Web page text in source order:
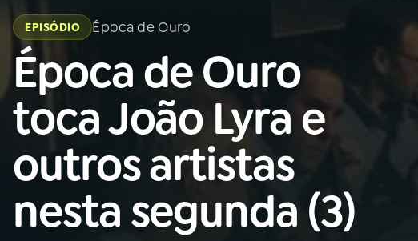
Buscar
na
Rádio
Nacional
AO VIVO
01INÍCIO
02A RÁDIO
na
Rádio
Nacional
EPISÓDIO Época de Ouro
Época de Ouro
toca João Lyra e
outros artistas
nesta segunda (3)